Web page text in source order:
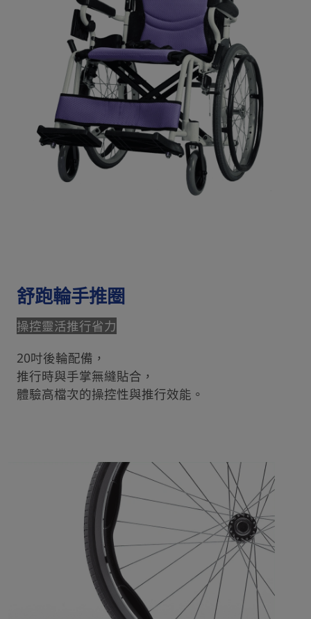
舒跑輪手推圈
操控靈活推行省力
20吋後輪配備，
推行時與手掌無縫貼合，
體驗高檔次的操控性與推行效能。